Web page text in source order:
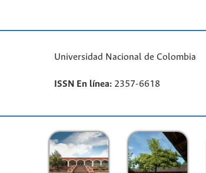
Universidad Nacional de Colombia
ISSN En línea: 2357-6618